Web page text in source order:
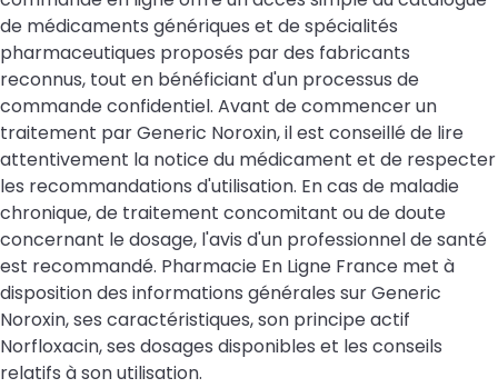
de médicaments génériques et de spécialités
pharmaceutiques proposés par des fabricants
reconnus, tout en bénéficiant d'un processus de
commande confidentiel. Avant de commencer un
traitement par Generic Noroxin, il est conseillé de lire
attentivement la notice du médicament et de respecter
les recommandations d'utilisation. En cas de maladie
chronique, de traitement concomitant ou de doute
concernant le dosage, l'avis d'un professionnel de santé
est recommandé. Pharmacie En Ligne France met à
disposition des informations générales sur Generic
Noroxin, ses caractéristiques, son principe actif
Norfloxacin, ses dosages disponibles et les conseils
relatifs à son utilisation.